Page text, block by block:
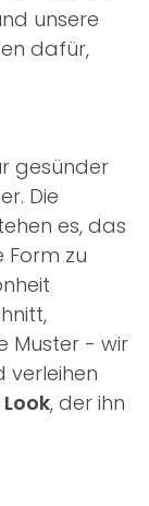
unsere
dafür,
gesünder
Die
es, das
Form zu
Muster - wir
verleihen
, der ihn